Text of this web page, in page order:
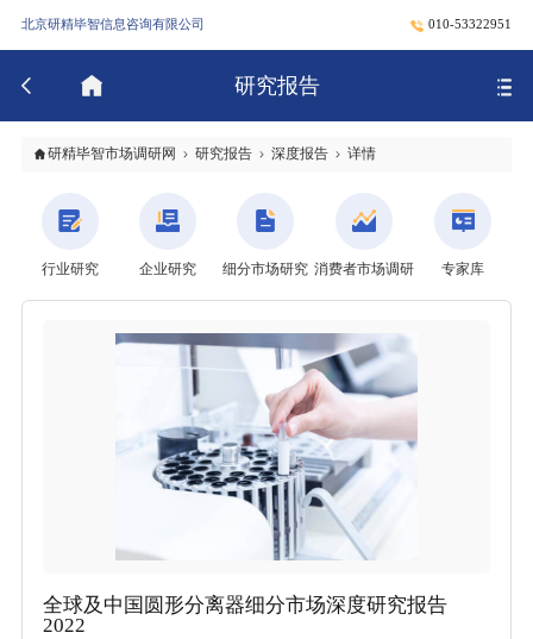
北京研精毕智信息咨询有限公司 010-53322951
研究报告
研精毕智市场调研网 研究报告 深度报告 详情
行业研究 企业研究 细分市场研究 消费者市场调研 专家库
全球及中国圆形分离器细分市场深度研究报告
2022